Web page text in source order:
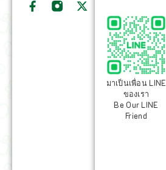
มาเป็นเพื่อน LINE
ของเรา
Be Our LINE
Friend